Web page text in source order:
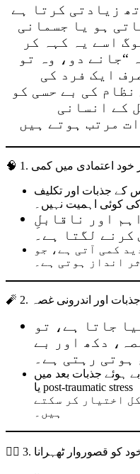
زیادتی کرتا ہے
ہو یا جسمانی
اسے یہ کہہ کر
“جانے دو، وہ تو
ایک فرد کی
کی بے حسی کو
کے انسانی
خود اعتمادی میں کمی
کے جذبات اور تکلیف
کی کوئی اہمیت نہیں۔
اور ناقابلِ
کرنے لگتا ہے۔
کمی آتی ہے، جو
انداز ہوتی ہے۔
جذبات اور اندرونی غصہ
جاتا ہے، تو
دکھ اور بے
ہوتی رہتی ہے۔
یا post-traumatic stress
اختیار کر سکتے
ہیں۔
3. خود کو قصوروار ٹھہرانا